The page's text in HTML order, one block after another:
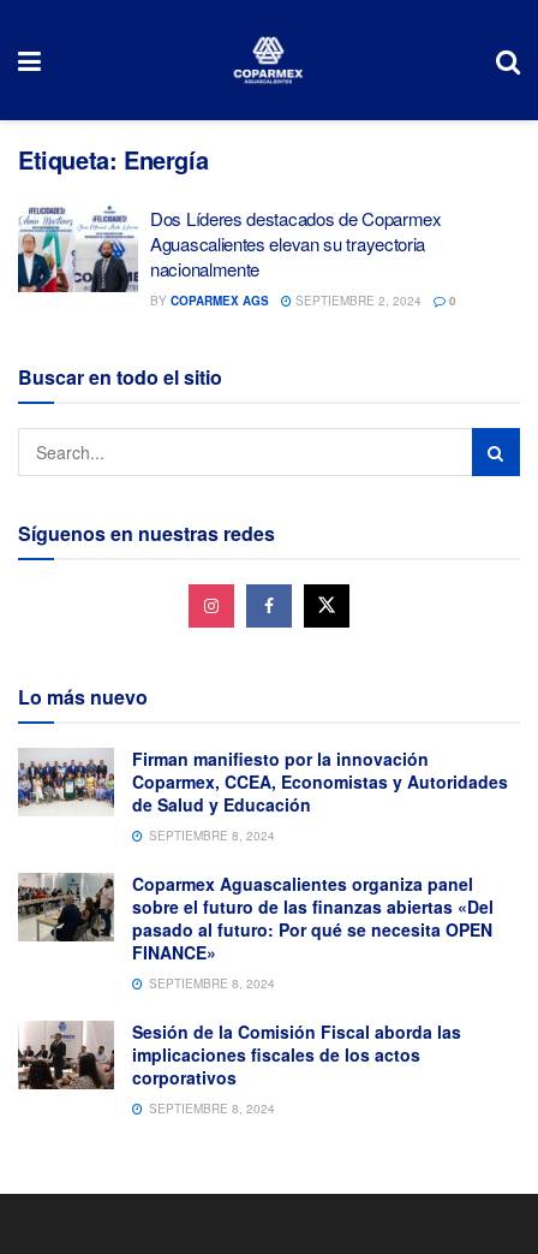
Etiqueta: Energía
Dos Líderes destacados de Coparmex
Aguascalientes elevan su trayectoria
nacionalmente
BY COPARMEX AGS SEPTIEMBRE 2, 2024 0
Buscar en todo el sitio
Síguenos en nuestras redes
Lo más nuevo
Firman manifiesto por la innovación
Coparmex, CCEA, Economistas y Autoridades
de Salud y Educación
SEPTIEMBRE 8, 2024
Coparmex Aguascalientes organiza panel
sobre el futuro de las finanzas abiertas «Del
pasado al futuro: Por qué se necesita OPEN
FINANCE»
SEPTIEMBRE 8, 2024
Sesión de la Comisión Fiscal aborda las
implicaciones fiscales de los actos
corporativos
SEPTIEMBRE 8, 2024